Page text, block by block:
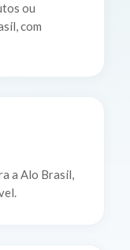
ou
com
a Alo Brasil,